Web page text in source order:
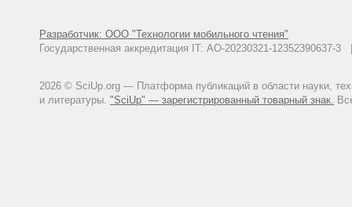
Разработчик: ООО "Технологии мобильного чтения"
Государственная аккредитация IT: АО-20230321-
2026 © SciUp.org — Платформа публикаций в области науки,
и литературы. "SciUp" — зарегистрированный товарный знак.